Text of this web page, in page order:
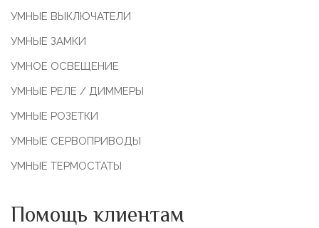
УМНЫЕ ВЫКЛЮЧАТЕЛИ
УМНЫЕ ЗАМКИ
УМНОЕ ОСВЕЩЕНИЕ
УМНЫЕ РЕЛЕ / ДИММЕРЫ
УМНЫЕ РОЗЕТКИ
УМНЫЕ СЕРВОПРИВОДЫ
УМНЫЕ ТЕРМОСТАТЫ
Помощь клиентам